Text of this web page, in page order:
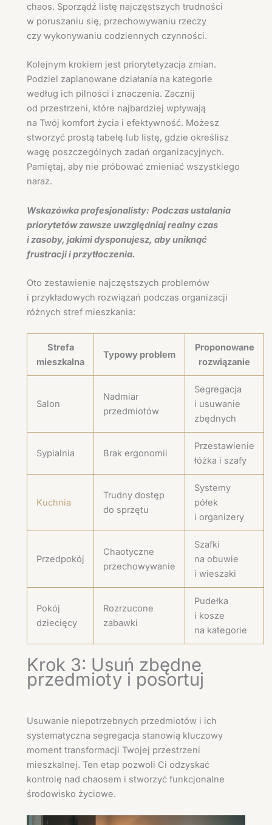
chaos. Sporządź listę najczęstszych trudności
w poruszaniu się, przechowywaniu rzeczy
czy wykonywaniu codziennych czynności.
Kolejnym krokiem jest priorytetyzacja zmian.
Podziel zaplanowane działania na kategorie
według ich pilności i znaczenia. Zacznij
od przestrzeni, które najbardziej wpływają
na Twój komfort życia i efektywność. Możesz
stworzyć prostą tabelę lub listę, gdzie określisz
wagę poszczególnych zadań organizacyjnych.
Pamiętaj, aby nie próbować zmieniać wszystkiego
naraz.
Wskazówka profesjonalisty: Podczas ustalania
priorytetów zawsze uwzględniaj realny czas
i zasoby, jakimi dysponujesz, aby uniknąć
frustracji i przytłoczenia.
Oto zestawienie najczęstszych problemów
i przykładowych rozwiązań podczas organizacji
różnych stref mieszkania:
Strefa
mieszkalna
Typowy problem
Proponowane
rozwiązanie
Salon
Nadmiar
przedmiotów
Segregacja
i usuwanie
zbędnych
Sypialnia Brak ergonomii
Przestawienie
łóżka i szafy
Kuchnia
Trudny dostęp
do sprzętu
Systemy
półek
i organizery
Przedpokój
Chaotyczne
przechowywanie
Szafki
na obuwie
i wieszaki
Pokój
dziecięcy
Rozrzucone
zabawki
Pudełka
i kosze
na kategorie
Krok 3: Usuń zbędne
przedmioty i posortuj
Usuwanie niepotrzebnych przedmiotów i ich
systematyczna segregacja stanowią kluczowy
moment transformacji Twojej przestrzeni
mieszkalnej. Ten etap pozwoli Ci odzyskać
kontrolę nad chaosem i stworzyć funkcjonalne
środowisko życiowe.